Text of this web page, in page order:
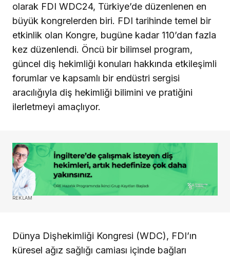
olarak FDI WDC24, Türkiye’de düzenlenen en
büyük kongrelerden biri. FDI tarihinde temel bir
etkinlik olan Kongre, bugüne kadar 110’dan fazla
kez düzenlendi. Öncü bir bilimsel program,
güncel diş hekimliği konuları hakkında etkileşimli
forumlar ve kapsamlı bir endüstri sergisi
aracılığıyla diş hekimliği bilimini ve pratiğini
ilerletmeyi amaçlıyor.
REKLAM
Dünya Dişhekimliği Kongresi (WDC), FDI’ın
küresel ağız sağlığı camiası içinde bağları